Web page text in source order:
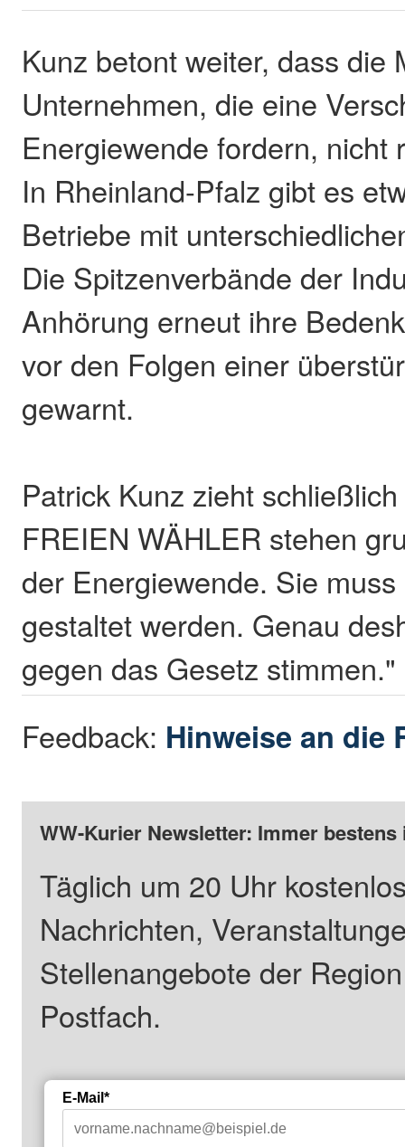
Kunz betont weiter, dass die
Unternehmen, die eine
Energiewende fordern, nicht
In Rheinland-Pfalz gibt es
Betriebe mit
Die Spitzenverbände der
Anhörung erneut ihre
vor den Folgen einer
gewarnt.
Patrick Kunz zieht
FREIEN WÄHLER stehen
der Energiewende. Sie
gestaltet werden. Genau
gegen das Gesetz
Feedback: Hinweise an die
WW-Kurier Newsletter: Immer
Täglich um 20 Uhr
Nachrichten,
Stellenangebote der
Postfach.
E-Mail*